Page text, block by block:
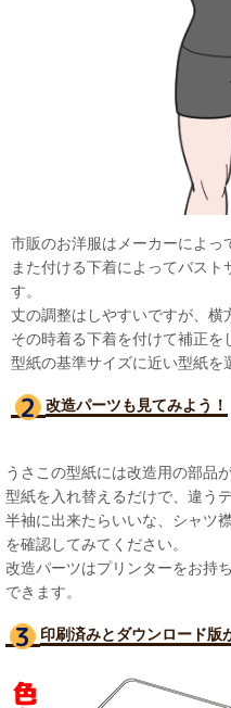
市販のお洋服はメーカーによっ
また付ける下着によってバス
す。
丈の調整はしやすいですが、横
その時着る下着を付けて補正を
型紙の基準サイズに近い型紙を
改造パーツも見てみよう！
うさこの型紙には改造用の部品
型紙を入れ替えるだけで、違う
半袖に出来たらいいな、シャツ
を確認してみてください。
改造パーツはプリンターをお持
できます。
印刷済みとダウンロード版